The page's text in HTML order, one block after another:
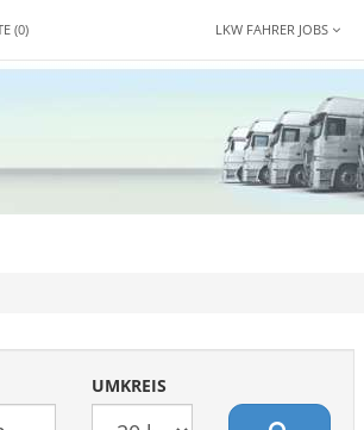
(0) LKW FAHRER JOBS
UMKREIS